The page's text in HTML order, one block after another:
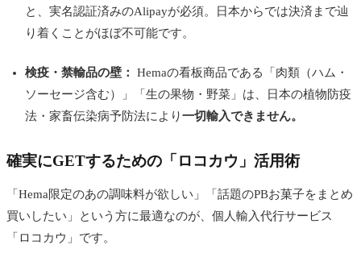
と、実名認証済みのAlipayが必須。日本からでは決済まで辿
り着くことがほぼ不可能です。
検疫・禁輸品の壁：
Hemaの看板商品である「肉類（ハム・
ソーセージ含む）」「生の果物・野菜」は、日本の植物防疫
法・家畜伝染病予防法により一切輸入できません。
確実にGETするための「ロコカウ」活用術
「Hema限定のあの調味料が欲しい」「話題のPBお菓子をまとめ
買いしたい」という方に最適なのが、個人輸入代行サービス
「ロコカウ」です。